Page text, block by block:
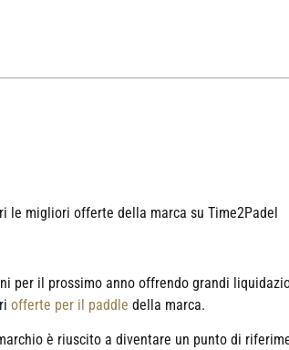
le migliori offerte della marca su Time2Padel
per il prossimo anno offrendo grandi
offerte per il paddle della marca.
è riuscito a diventare un punto di